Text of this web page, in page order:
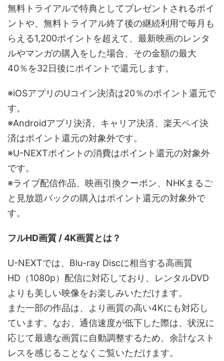
無料トライアルで特典としてプレゼントされるポイ
ントや、無料トライアル終了後の継続利用で毎月も
らえる1,200ポイントを超えて、最新映画のレンタ
ルやマンガの購入をした場合、その金額の最大
40％を32日後にポイントで還元します。
※iOSアプリのUコイン決済は20％のポイント還元で
す。
※Androidアプリ決済、キャリア決済、楽天ペイ決
済はポイント還元の対象外です。
※U-NEXTポイントの消費はポイント還元の対象外
です。
※ライブ配信作品、映画引換クーポン、NHKまるご
と見放題パックの購入はポイント還元の対象外で
す。
フルHD画質 / 4K画質とは？
U-NEXTでは、Blu-ray Discに相当する高画質
HD（1080p）配信に対応しており、レンタルDVD
よりも美しい映像をお楽しみいただけます。
また一部の作品は、より画質の高い4Kにも対応し
ています。なお、通信速度が低下した際は、状況に
応じて最適な画質に自動調整するため、余計なスト
レスを感じることなくご覧いただけます。